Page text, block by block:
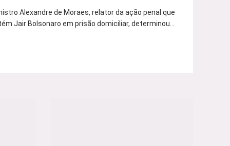
Alexandre de Moraes, relator da ação penal que
Jair Bolsonaro em prisão domiciliar, determinou…